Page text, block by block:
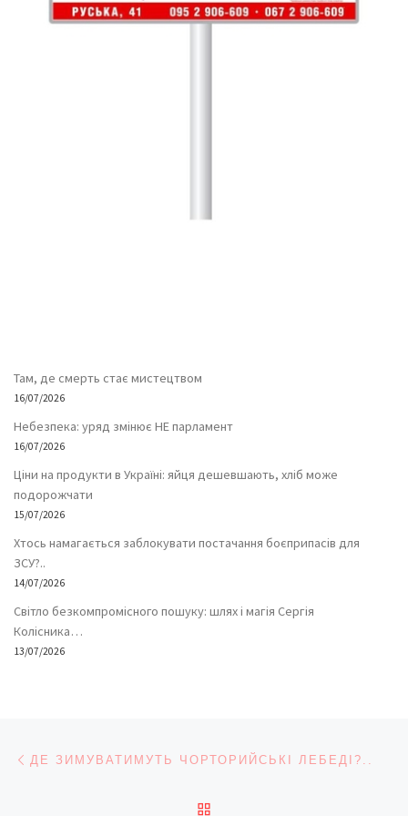
Там, де смерть стає мистецтвом
16/07/2026
Небезпека: уряд змінює НЕ парламент
16/07/2026
Ціни на продукти в Україні: яйця дешевшають, хліб може
подорожчати
15/07/2026
Хтось намагається заблокувати постачання боєприпасів для
ЗСУ?..
14/07/2026
Світло безкомпромісного пошуку: шлях і магія Сергія
Колісника…
13/07/2026
Навігація записів
ДЕ ЗИМУВАТИМУТЬ ЧОРТОРИЙСЬКІ ЛЕБЕДІ?..